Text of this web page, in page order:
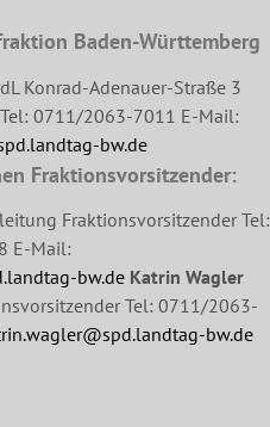
Baden-Württemberg
Konrad-Adenauer-Straße 3
0711/2063-7011 E-Mail:
bw.de
Fraktionsvorsitzender:
Fraktionsvorsitzender Tel:
E-Mail:
bw.de Katrin Wagler
Tel: 0711/2063-
bw.de